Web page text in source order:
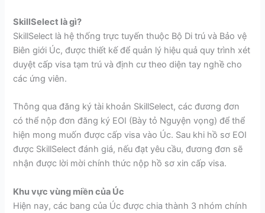
SkillSelect là gì?
SkillSelect là hệ thống trực tuyến thuộc Bộ Di trú và Bảo vệ
Biên giới Úc, được thiết kế để quản lý hiệu quả quy trình xét
duyệt cấp visa tạm trú và định cư theo diện tay nghề cho
các ứng viên.
Thông qua đăng ký tài khoản SkillSelect, các đương đơn
có thể nộp đơn đăng ký EOI (Bày tỏ Nguyện vọng) để thể
hiện mong muốn được cấp visa vào Úc. Sau khi hồ sơ EOI
được SkillSelect đánh giá, nếu đạt yêu cầu, đương đơn sẽ
nhận được lời mời chính thức nộp hồ sơ xin cấp visa.
Khu vực vùng miền của Úc
Hiện nay, các bang của Úc được chia thành 3 nhóm chính